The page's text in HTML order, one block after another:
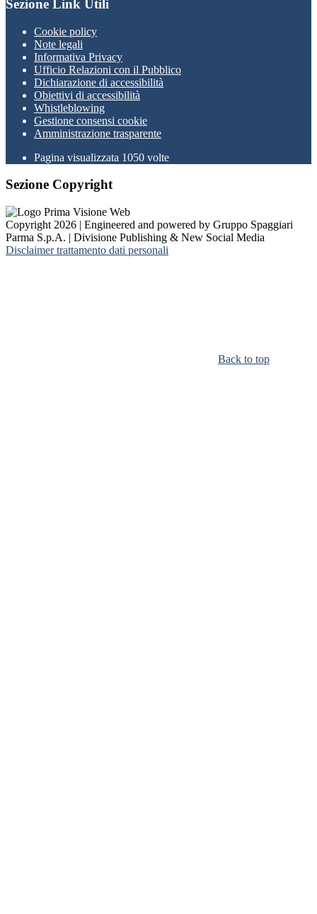
Sezione Link Utili
Cookie policy
Note legali
Informativa Privacy
Ufficio Relazioni con il Pubblico
Dichiarazione di accessibilità
Obiettivi di accessibilità
Whistleblowing
Gestione consensi cookie
Amministrazione trasparente
Pagina visualizzata 1050 volte
Sezione Copyright
Copyright 2026 | Engineered and powered by Gruppo Spaggiari
Parma S.p.A. | Divisione Publishing & New Social Media
Disclaimer trattamento dati personali
Back to top